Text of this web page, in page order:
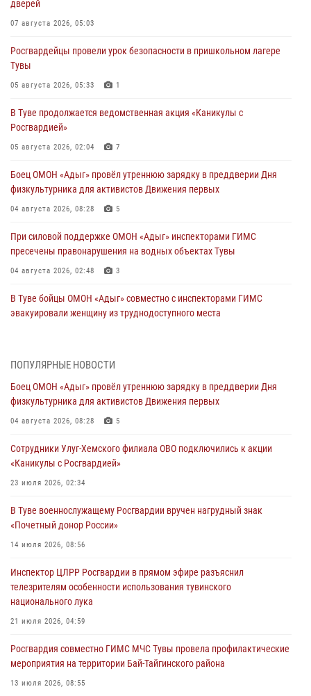
дверей
07 августа 2026, 05:03
Росгвардейцы провели урок безопасности в пришкольном лагере
Тувы
05 августа 2026, 05:33 1
В Туве продолжается ведомственная акция «Каникулы с
Росгвардией»
05 августа 2026, 02:04 7
Боец ОМОН «Адыг» провёл утреннюю зарядку в преддверии Дня
физкультурника для активистов Движения первых
04 августа 2026, 08:28 5
При силовой поддержке ОМОН «Адыг» инспекторами ГИМС
пресечены правонарушения на водных объектах Тувы
04 августа 2026, 02:48 3
В Туве бойцы ОМОН «Адыг» совместно с инспекторами ГИМС
эвакуировали женщину из труднодоступного места
Росгвардия проверила организацию отдыха детей в детских
31 июля 2026, 03:49
Сотрудники вневедомственной охраны приняли участие в акции
29 июля 2026, 09:41
26 сигналов «Тревога» с автотранспортов отработали экипажи
29 июля 2026, 08:37 1
В Туве офицер Росгвардии подвела итоги юбилейного личного
28 июля 2026, 07:48
ПОПУЛЯРНЫЕ НОВОСТИ
Боец ОМОН «Адыг» провёл утреннюю зарядку в преддверии Дня
физкультурника для активистов Движения первых
04 августа 2026, 08:28 5
Сотрудники Улуг-Хемского филиала ОВО подключились к акции
«Каникулы с Росгвардией»
23 июля 2026, 02:34
В Туве военнослужащему Росгвардии вручен нагрудный знак
«Почетный донор России»
14 июля 2026, 08:56
Инспектор ЦЛРР Росгвардии в прямом эфире разъяснил
телезрителям особенности использования тувинского
национального лука
21 июля 2026, 04:59
Росгвардия совместно ГИМС МЧС Тувы провела профилактические
мероприятия на территории Бай-Тайгинского района
13 июля 2026, 08:55